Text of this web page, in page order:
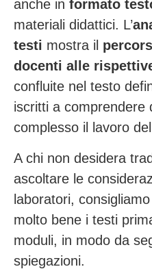
anche in formato
materiali didattici. L’
testi mostra il
docenti alle
confluite nel testo
iscritti a comprendere
complesso il lavoro
A chi non desidera
ascoltare le
laboratori,
molto bene i testi
moduli, in modo da
spiegazioni.